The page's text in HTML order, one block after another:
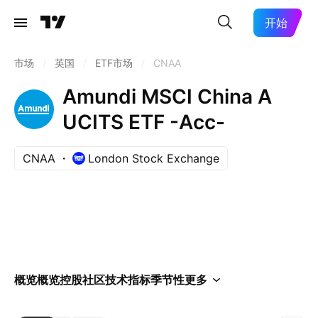
开始
市场 英国 ETF市场 CNAA
Amundi MSCI China A
UCITS ETF -Acc-
CNAA London Stock Exchange
概览概览控股社区技术指标季节性更多